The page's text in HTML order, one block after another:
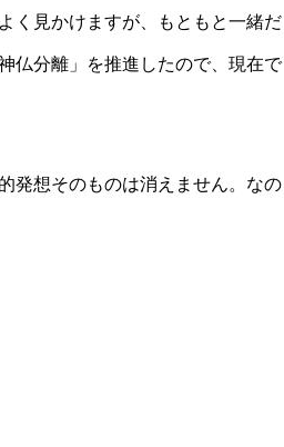
く見かけますが、もともと一緒だ
仏分離」を推進したので、現在で
発想そのものは消えません。なの